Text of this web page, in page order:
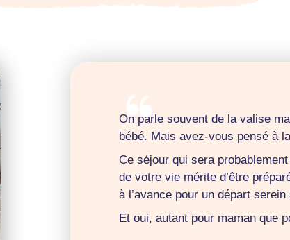
On parle souvent de la valise
bébé. Mais avez-vous pensé à
Ce séjour qui sera
de votre vie mérite d’être
à l’avance pour un départ
Et oui, autant pour maman que